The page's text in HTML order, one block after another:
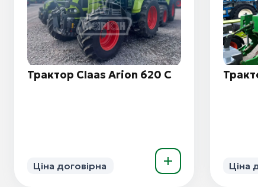
Трактор Claas Arion 620 C
Ціна договірна Ціна